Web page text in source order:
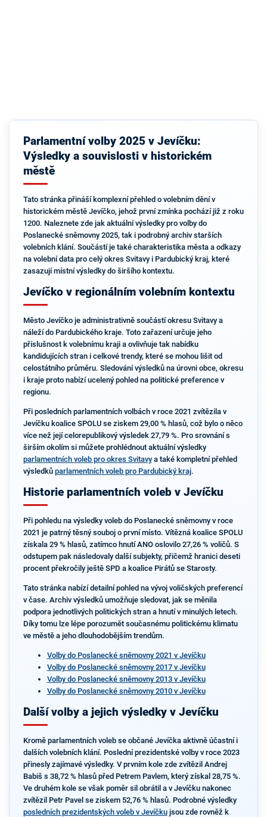
Parlamentní volby 2025 v Jevíčku:
Výsledky a souvislosti v historickém
městě
Tato stránka přináší komplexní přehled o volebním dění v
historickém městě Jevíčko, jehož první zmínka pochází již z roku
1200. Naleznete zde jak aktuální výsledky pro volby do
Poslanecké sněmovny 2025, tak i podrobný archiv starších
volebních klání. Součástí je také charakteristika města a odkazy
na volební data pro celý okres Svitavy i Pardubický kraj, které
zasazují místní výsledky do širšího kontextu.
Jevíčko v regionálním volebním kontextu
Město Jevíčko je administrativně součástí okresu Svitavy a
náleží do Pardubického kraje. Toto zařazení určuje jeho
příslušnost k volebnímu kraji a ovlivňuje tak nabídku
kandidujících stran i celkové trendy, které se mohou lišit od
celostátního průměru. Sledování výsledků na úrovni obce, okresu
i kraje proto nabízí ucelený pohled na politické preference v
regionu.
Při posledních parlamentních volbách v roce 2021 zvítězila v
Jevíčku koalice SPOLU se ziskem 29,00 % hlasů, což bylo o něco
více než její celorepublikový výsledek 27,79 %. Pro srovnání s
širším okolím si můžete prohlédnout aktuální výsledky
parlamentních voleb pro okres Svitavya také kompletní přehled
výsledků parlamentních voleb pro Pardubický kraj.
Historie parlamentních voleb v Jevíčku
Při pohledu na výsledky voleb do Poslanecké sněmovny v roce
2021 je patrný těsný souboj o první místo. Vítězná koalice SPOLU
získala 29 % hlasů, zatímco hnutí ANO oslovilo 27,26 % voličů. S
odstupem pak následovaly další subjekty, přičemž hranici deseti
procent překročily ještě SPD a koalice Pirátů se Starosty.
Tato stránka nabízí detailní pohled na vývoj voličských preferencí
v čase. Archiv výsledků umožňuje sledovat, jak se měnila
podpora jednotlivých politických stran a hnutí v minulých letech.
Díky tomu lze lépe porozumět současnému politickému klimatu
ve městě a jeho dlouhodobějším trendům.
Volby do Poslanecké sněmovny 2021 v Jevíčku
Volby do Poslanecké sněmovny 2017 v Jevíčku
Volby do Poslanecké sněmovny 2013 v Jevíčku
Volby do Poslanecké sněmovny 2010 v Jevíčku
Další volby a jejich výsledky v Jevíčku
Kromě parlamentních voleb se občané Jevíčka aktivně účastní i
dalších volebních klání. Poslední prezidentské volby v roce 2023
přinesly zajímavé výsledky. V prvním kole zde zvítězil Andrej
Babiš s 38,72 % hlasů před Petrem Pavlem, který získal 28,75 %.
Ve druhém kole se však poměr sil obrátil a v Jevíčku nakonec
zvítězil Petr Pavel se ziskem 52,76 % hlasů. Podrobné výsledky
posledních prezidentských voleb v Jevíčkujsou zde rovněž k